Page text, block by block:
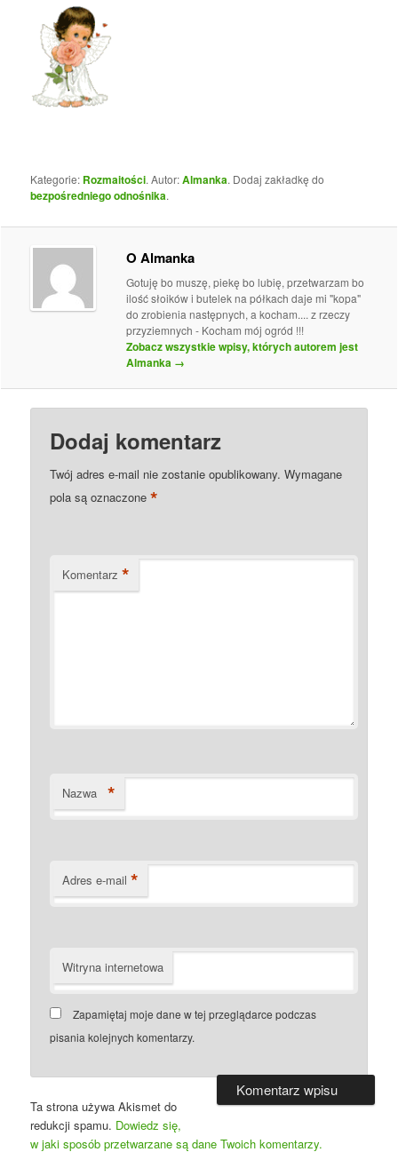
Kategorie: Rozmaitości. Autor:Almanka. Dodaj zakładkę do
bezpośredniego odnośnika.
O Almanka
Gotuję bo muszę, piekę bo lubię, przetwarzam bo
ilość słoików i butelek na półkach daje mi "kopa"
do zrobienia następnych, a kocham.... z rzeczy
przyziemnych - Kocham mój ogród !!!
Zobacz wszystkie wpisy, których autorem jest
Almanka →
Dodaj komentarz
Twój adres e-mail nie zostanie opublikowany. Wymagane
pola są oznaczone*
Komentarz *
Nazwa *
Adres e-mail *
Witryna internetowa
Zapamiętaj moje dane w tej przeglądarce podczas
pisania kolejnych komentarzy.
Ta strona używa Akismet do
redukcji spamu. Dowiedz się,
w jaki sposób przetwarzane są dane Twoich komentarzy.